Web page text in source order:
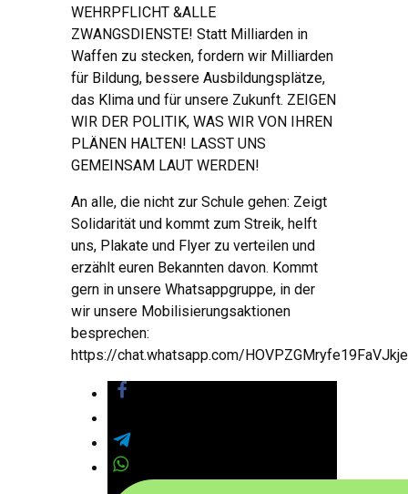
WEHRPFLICHT &ALLE
ZWANGSDIENSTE! Statt Milliarden in
Waffen zu stecken, fordern wir Milliarden
für Bildung, bessere Ausbildungsplätze,
das Klima und für unsere Zukunft. ZEIGEN
WIR DER POLITIK, WAS WIR VON IHREN
PLÄNEN HALTEN! LASST UNS
GEMEINSAM LAUT WERDEN!
An alle, die nicht zur Schule gehen: Zeigt
Solidarität und kommt zum Streik, helft
uns, Plakate und Flyer zu verteilen und
erzählt euren Bekannten davon. Kommt
gern in unsere Whatsappgruppe, in der
wir unsere Mobilisierungsaktionen
besprechen:
https://chat.whatsapp.com/